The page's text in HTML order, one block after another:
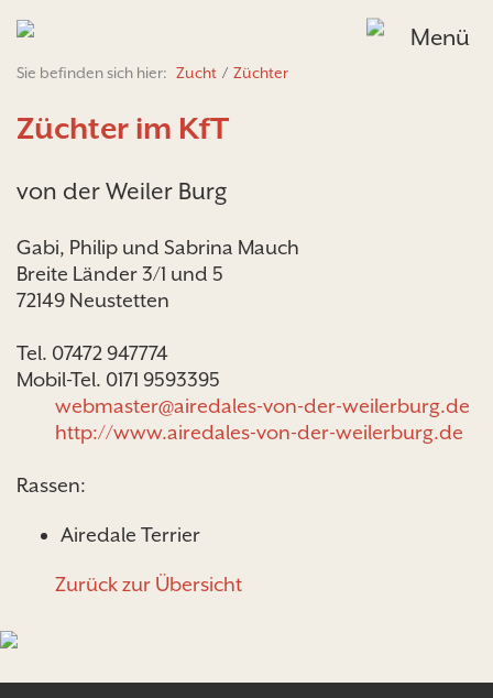
Menü
Sie befinden sich hier: Zucht / Züchter
Züchter im KfT
von der Weiler Burg
Gabi, Philip und Sabrina Mauch
Breite Länder 3/1 und 5
72149 Neustetten
Tel. 07472 947774
Mobil-Tel. 0171 9593395
webmaster@airedales-von-der-weilerburg.de
http://www.airedales-von-der-weilerburg.de
Rassen:
Airedale Terrier
Zurück zur Übersicht